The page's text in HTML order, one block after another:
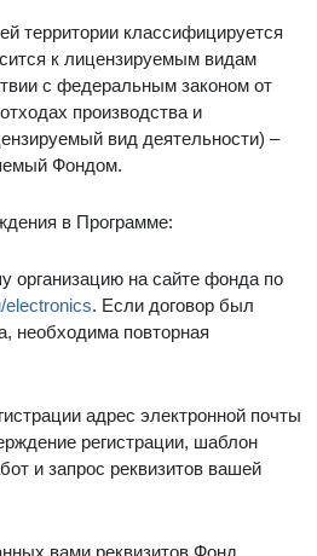
территории классифицируется
к лицензируемым видам
с федеральным законом от
производства и
вид деятельности) –
Фондом.
в Программе:
организацию на сайте фонда по
electronics. Если договор был
необходима повторная
адрес электронной почты
регистрации, шаблон
и запрос реквизитов вашей
вами реквизитов Фонд